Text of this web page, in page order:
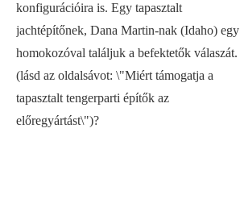
konfigurációira is. Egy tapasztalt
jachtépítőnek, Dana Martin-nak (Idaho) egy
homokozóval találjuk a befektetők válaszát.
(lásd az oldalsávot: \"Miért támogatja a
tapasztalt tengerparti építők az
előregyártást\")?